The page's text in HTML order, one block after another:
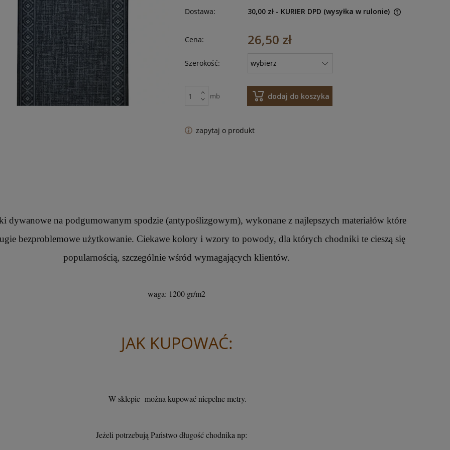
Dostawa: 30,00 zł - KURIER DPD (wysyłka w rulonie)
Cena: 26,50 zł
Szerokość:
mb dodaj do koszyka
zapytaj o produkt
dywanowe na podgumowanym spodzie (antypoślizgowym), wykonane z najlepszych materiałów które
bezproblemowe użytkowanie. Ciekawe kolory i wzory to powody, dla których chodniki te cieszą się
popularnością, szczególnie wśród wymagających klientów.
waga: 1200 gr/m2
JAK KUPOWAĆ:
W sklepie można kupować niepełne metry.
Jeżeli potrzebują Państwo długość chodnika np: